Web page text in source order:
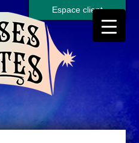
Espace client